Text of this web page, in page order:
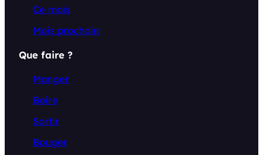
Ce mois
Mois prochain
Que faire ?
Manger
Boire
Sortir
Bouger